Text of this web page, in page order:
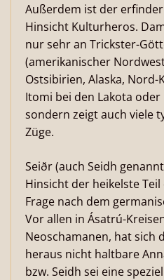
Außerdem ist der
Hinsicht Kulturheros.
nur sehr an Trickster-
(amerikanischer
Ostsibirien, Alaska, Nord-
Itomi bei den Lakota
sondern zeigt auch viele
Züge.
Seiðr (auch Seidh
Hinsicht der heikelste
Frage nach dem
Vor allen in Ásatrú-
Neoschamanen, hat sich
heraus nicht haltbare
bzw. Seidh sei eine